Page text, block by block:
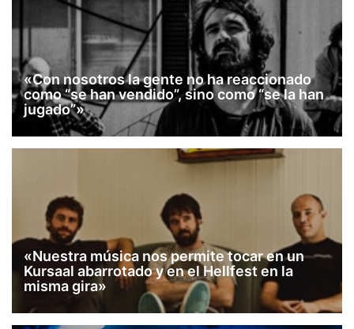
«Con nosotros la gente no ha reaccionado
como “se han vendido”, sino como “se la han
jugado”»
«Nuestra música nos permite tocar en un
Kursaal abarrotado y en el Hellfest en la
misma gira»